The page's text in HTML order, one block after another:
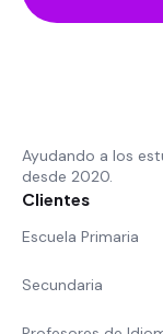
Ayudando a los
desde 2020.
Clientes
Escuela Primaria
Secundaria